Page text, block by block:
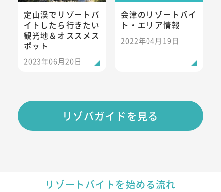
定山渓でリゾートバ
イトしたら行きたい
観光地＆オススメス
ポット
2023年06月20日
会津のリゾートバイ
ト・エリア情報
2022年04月19日
リゾバガイドを見る
リゾートバイトを始める流れ